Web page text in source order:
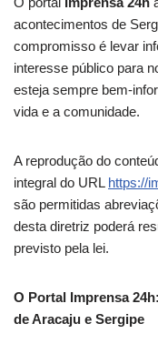
acontecimentos de
compromisso é levar
interesse público para
esteja sempre bem-
vida e a comunidade.
A reprodução do
integral do URL https://
são permitidas
desta diretriz poderá
previsto pela lei.
O Portal Imprensa
de Aracaju e Sergipe